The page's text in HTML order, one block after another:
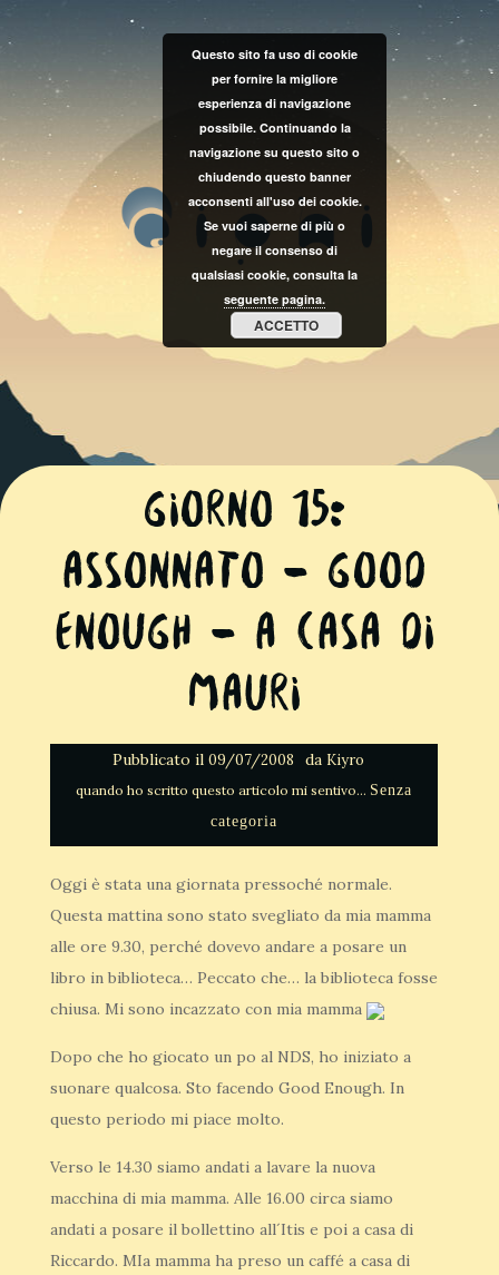
Giorno 15:
Assonnato – Good
Enough – A casa di
Mauri
Pubblicato il 09/07/2008 da Kiyro
Senza
categoria
Oggi è stata una giornata pressoché normale.
Questa mattina sono stato svegliato da mia mamma
alle ore 9.30, perché dovevo andare a posare un
libro in biblioteca… Peccato che… la biblioteca fosse
chiusa. Mi sono incazzato con mia mamma
Dopo che ho giocato un po al NDS, ho iniziato a
suonare qualcosa. Sto facendo Good Enough. In
questo periodo mi piace molto.
Verso le 14.30 siamo andati a lavare la nuova
macchina di mia mamma. Alle 16.00 circa siamo
andati a posare il bollettino all´Itis e poi a casa di
Riccardo. MIa mamma ha preso un caffé a casa di
Questo sito fa uso di cookie
per fornire la migliore
esperienza di navigazione
possibile. Continuando la
navigazione su questo sito o
chiudendo questo banner
acconsenti all'uso dei cookie.
Se vuoi saperne di più o
negare il consenso di
qualsiasi cookie, consulta la
seguente pagina.
ACCETTO